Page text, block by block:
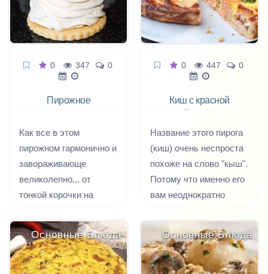
сама тянется и тянется
за ещё одной – такое
оно вкусное.
0 347 0
Пирожное
Как все в этом
пирожном гармонично и
завораживающе
великолепно... от
тонкой корочки на
нежную сердцевинку и
до сочной яркой
начинки с пушистыми
0 447 0
Киш с красной
Название этого пирога
(киш) очень неспроста
похоже на слово "кыш".
Потому что именно его
вам неоднократно
отгоняя от духовки
сбегающихся на
чудесный запах
Основные Блюда Основные Блюда